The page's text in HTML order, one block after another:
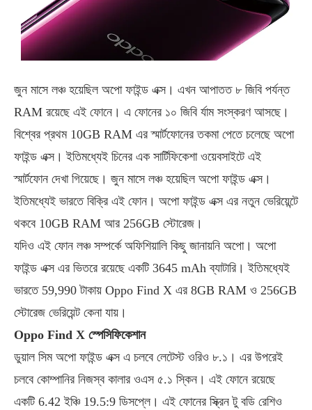
জুন মাসে লঞ্চ হয়েছিল অপো ফাইন্ড এক্স। এখন আপাতত ৮ জিবি পর্যন্ত
RAM রয়েছে এই ফোনে। এ ফোনের ১০ জিবি র্যাম সংস্করণ আসছে।
বিশ্বের প্রথম 10GB RAM এর স্মার্টফোনের তকমা পেতে চলেছে অপো
ফাইন্ড এক্স। ইতিমধ্যেই চিনের এক সার্টিফিকেশা ওয়েবসাইটে এই
স্মার্টফোন দেখা গিয়েছে। জুন মাসে লঞ্চ হয়েছিল অপো ফাইন্ড এক্স।
ইতিমধ্যেই ভারতে বিক্রি এই ফোন। অপো ফাইন্ড এক্স এর নতুন ভেরিয়েন্টে
থকবে 10GB RAM আর 256GB স্টোরেজ।
যদিও এই ফোন লঞ্চ সম্পর্কে অফিশিয়ালি কিছু জানায়নি অপো। অপো
ফাইন্ড এক্স এর ভিতরে রয়েছে একটি 3645 mAh ব্যাটারি। ইতিমধ্যেই
ভারতে 59,990 টাকায় Oppo Find X এর 8GB RAM ও 256GB
স্টোরেজ ভেরিয়েন্ট কেনা যায়।
Oppo Find X স্পেসিফিকেশান
ডুয়াল সিম অপো ফাইন্ড এক্স এ চলবে লেটেস্ট ওরিও ৮.১। এর উপরেই
চলবে কোম্পানির নিজস্ব কালার ওএস ৫.১ স্কিন। এই ফোনে রয়েছে
একটি 6.42 ইঞ্চি 19.5:9 ডিসপ্লে। এই ফোনের স্ক্রিন টু বডি রেশিও